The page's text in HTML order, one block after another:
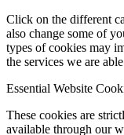
Click on the different
also change some of
types of cookies may
the services we are
Essential Website
These cookies are
available through our